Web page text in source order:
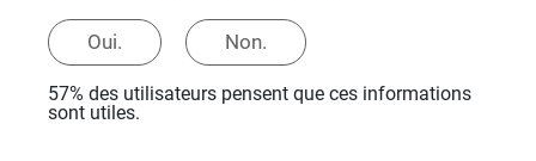
Oui. Non.
57% des utilisateurs pensent que ces informations
sont utiles.